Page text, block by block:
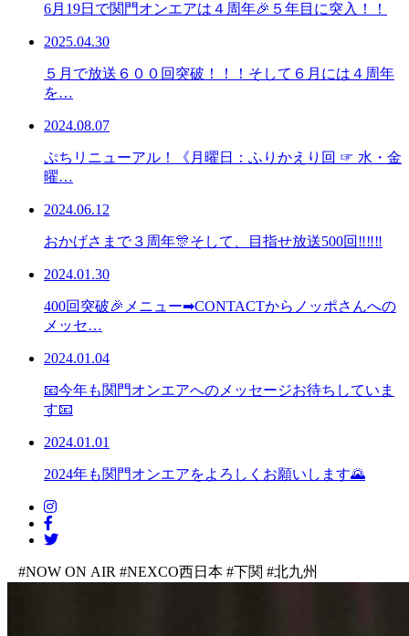
6月19日で関門オンエアは４周年🎉５年目に突入！！
2025.04.30
５月で放送６００回突破！！！そして６月には４周年
を…
2024.08.07
ぷちリニューアル！《月曜日：ふりかえり回 ☞ 水・金
曜…
2024.06.12
おかげさまで３周年🎊そして、目指せ放送500回‼‼‼
2024.01.30
400回突破🎉メニュー➡CONTACTからノッポさんへの
メッセ…
2024.01.04
📧今年も関門オンエアへのメッセージお待ちしていま
す📧
2024.01.01
2024年も関門オンエアをよろしくお願いします🌄
#NOW ON AIR #NEXCO西日本 #下関 #北九州